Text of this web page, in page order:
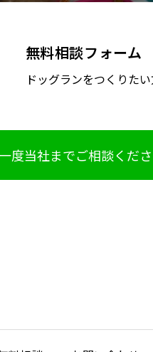
無料相談フォーム
ドッグランをつくりた
当社までご相談くださ